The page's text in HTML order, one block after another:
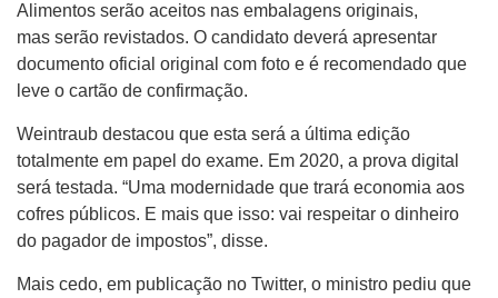
Alimentos serão aceitos nas embalagens originais,
mas serão revistados. O candidato deverá apresentar
documento oficial original com foto e é recomendado que
leve o cartão de confirmação.
Weintraub destacou que esta será a última edição
totalmente em papel do exame. Em 2020, a prova digital
será testada. “Uma modernidade que trará economia aos
cofres públicos. E mais que isso: vai respeitar o dinheiro
do pagador de impostos”, disse.
Mais cedo, em publicação no Twitter, o ministro pediu que